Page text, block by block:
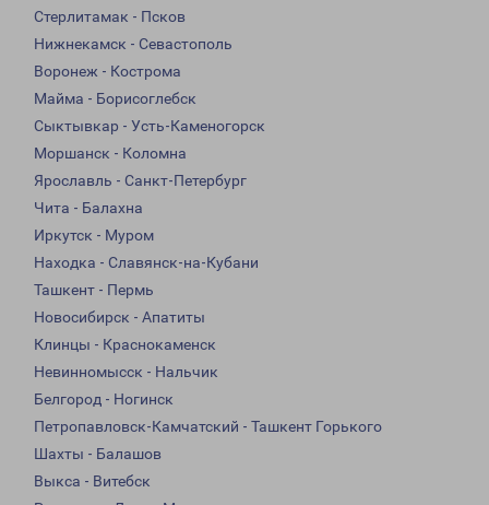
Стерлитамак - Псков
Нижнекамск - Севастополь
Воронеж - Кострома
Майма - Борисоглебск
Сыктывкар - Усть-Каменогорск
Моршанск - Коломна
Ярославль - Санкт-Петербург
Чита - Балахна
Иркутск - Муром
Находка - Славянск-на-Кубани
Ташкент - Пермь
Новосибирск - Апатиты
Клинцы - Краснокаменск
Невинномысск - Нальчик
Белгород - Ногинск
Петропавловск-Камчатский - Ташкент Горького
Шахты - Балашов
Выкса - Витебск